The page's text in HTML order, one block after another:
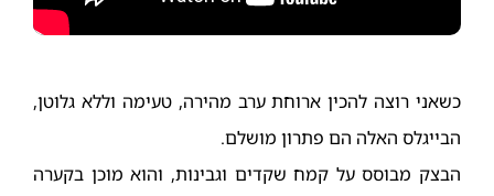
כשאני רוצה להכין ארוחת ערב מהירה, טעימה וללא גלוטן,
הבייגלס האלה הם פתרון מושלם.
הבצק מבוסס על קמח שקדים וגבינות, והוא מוכן בקערה